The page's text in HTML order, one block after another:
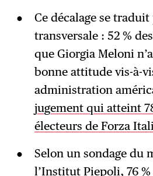
Ce décalage se
transversale : 52 %
que Giorgia Meloni
bonne attitude vis-à-
administration
jugement qui atteint
électeurs de Forza
Selon un sondage du
l’Institut Piepoli, 76